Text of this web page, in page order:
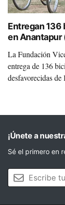
Entregan
en Anantapur
La Fundación
entrega de 136
desfavorecidas
¡Únete a
Sé el primero en
Tu email